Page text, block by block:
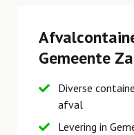
Gemeente
Diverse
afval
Levering in